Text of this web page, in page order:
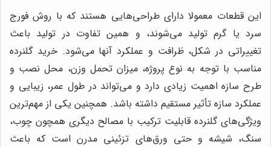
این قطعات معمولا دارای طراحی‌هایی هستند که با روش فورج
سرد یا گرم تولید می‌شوند، و همین تفاوت در تولید باعث
تغییراتی در شکل، ظرافت و عملکرد آنها می‌شود. خرید گلنرده
مناسب با توجه به نوع پروژه، میزان تحمل وزن، محل نصب و
طرح سازه اهمیت زیادی دارد و می‌تواند در طول عمر، زیبایی و
عملکرد سازه تأثیر مستقیم داشته باشد. همچنین یکی از مهم‌ترین
ویژگی‌های گلنرده قابلیت ترکیب با مصالح دیگری همچون چوب،
سنگ، شیشه و حتی ورق‌های تزئینی مدرن است که باعث